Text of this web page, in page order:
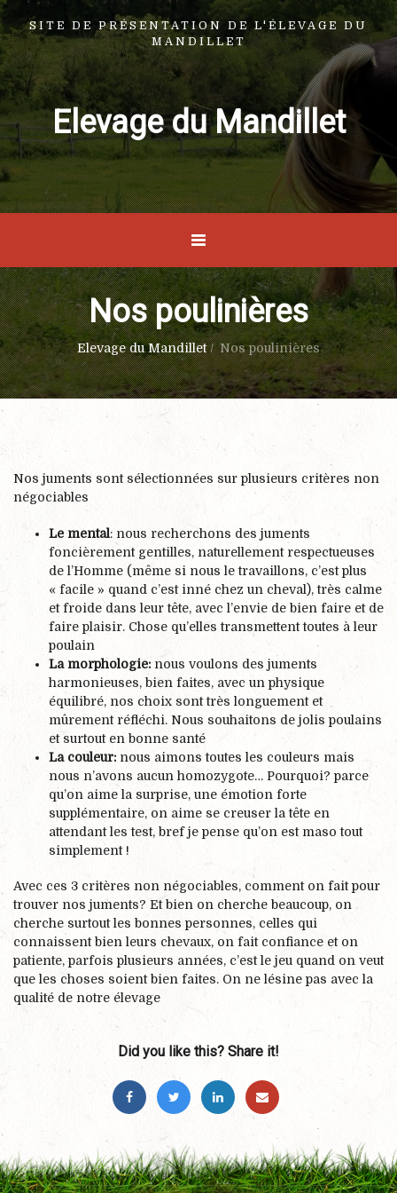
SITE DE PRÉSENTATION DE L'ÉLEVAGE DU
MANDILLET
Elevage du Mandillet
Nos poulinières
Elevage du Mandillet / Nos poulinières
Nos juments sont sélectionnées sur plusieurs critères non
négociables
Le mental: nous recherchons des juments
foncièrement gentilles, naturellement respectueuses
de l’Homme (même si nous le travaillons, c’est plus
« facile » quand c’est inné chez un cheval), très calme
et froide dans leur tête, avec l’envie de bien faire et de
faire plaisir. Chose qu’elles transmettent toutes à leur
poulain
La morphologie: nous voulons des juments
harmonieuses, bien faites, avec un physique
équilibré, nos choix sont très longuement et
mûrement réfléchi. Nous souhaitons de jolis poulains
et surtout en bonne santé
La couleur: nous aimons toutes les couleurs mais
nous n’avons aucun homozygote… Pourquoi? parce
qu’on aime la surprise, une émotion forte
supplémentaire, on aime se creuser la tête en
attendant les test, bref je pense qu’on est maso tout
simplement !
Avec ces 3 critères non négociables, comment on fait pour
trouver nos juments? Et bien on cherche beaucoup, on
cherche surtout les bonnes personnes, celles qui
connaissent bien leurs chevaux, on fait confiance et on
patiente, parfois plusieurs années, c’est le jeu quand on veut
que les choses soient bien faites. On ne lésine pas avec la
qualité de notre élevage
Did you like this? Share it!